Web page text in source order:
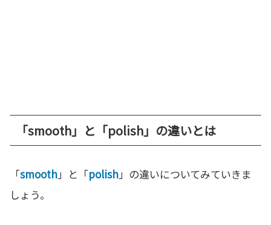
「smooth」と「polish」の違いとは
「smooth」と「polish」の違いについてみていきま
しょう。